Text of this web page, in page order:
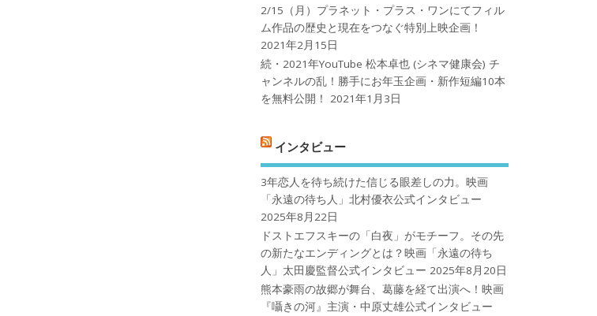
2/15（月）プラネット・プラス・ワンにてフィル
ム作品の歴史と現在をつなぐ特別上映企画！
2021年2月15日
続・2021年YouTube 松本卓也 (シネマ健康会) チ
ャンネルの乱！勝手にお年玉企画・新作短編10本
を無料公開！
2021年1月3日
インタビュー
3年恋人を待ち続けた信じる眼差しの力。映画
「永遠の待ち人」北村優衣公式インタビュー
2025年8月22日
ドストエフスキーの「白夜」がモチーフ。その先
の新たなエンディングとは？映画「永遠の待ち
人」太田慶監督公式インタビュー 2025年8月20日
熊本豪雨の故郷が舞台、葛藤を経て出演へ！映画
『囁きの河』主演・中原丈雄公式インタビュー